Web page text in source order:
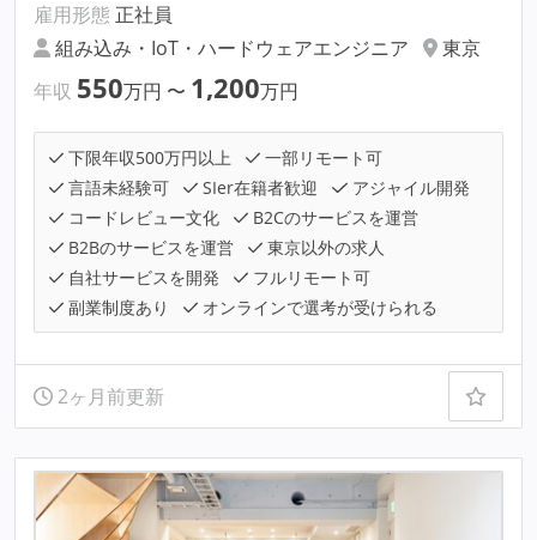
雇用形態 正社員
組み込み・IoT・ハードウェアエンジニア
東京
年収 550万円 〜 1,200万円
下限年収500万円以上
一部リモート可
言語未経験可
SIer在籍者歓迎
アジャイル開発
コードレビュー文化
B2Cのサービスを運営
B2Bのサービスを運営
東京以外の求人
自社サービスを開発
フルリモート可
副業制度あり
オンラインで選考が受けられる
2ヶ月前更新